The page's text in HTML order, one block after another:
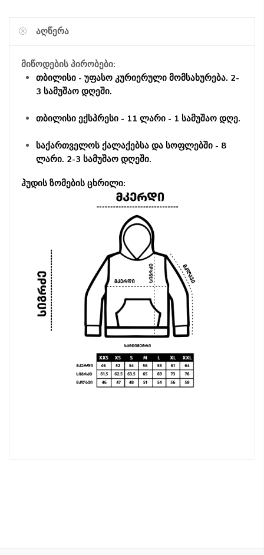
ᲐᲦᲬᲔᲠᲐ
მიწოდების პირობები:
თბილისი - უფასო კურიერული მომსახურება. 2-
3 სამუშაო დღეში.
თბილისი ექსპრესი - 11 ლარი - 1 სამუშაო დღე.
საქართველოს ქალაქებსა და სოფლებში - 8
ლარი. 2-3 სამუშაო დღეში.
ჰუდის ზომების ცხრილი: